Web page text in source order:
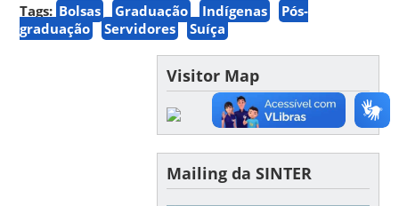
Tags: Bolsas Graduação Indígenas
Pós-
graduação
Servidores Suíça
Visitor Map
Mailing da SINTER